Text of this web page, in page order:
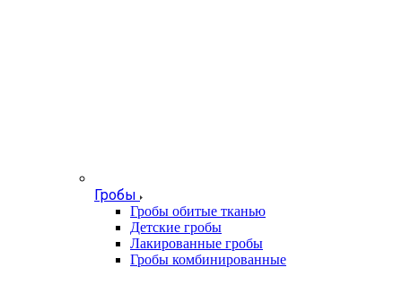
Гробы
Гробы обитые тканью
Детские гробы
Лакированные гробы
Гробы комбинированные